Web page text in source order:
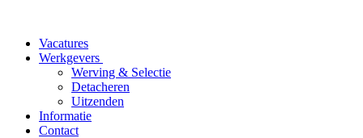
Vacatures
Werkgevers
Werving & Selectie
Detacheren
Uitzenden
Informatie
Contact